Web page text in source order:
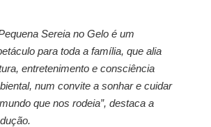
Sereia no Gelo é um
para toda a família, que alia
entretenimento e consciência
num convite a sonhar e cuidar
que nos rodeia”, destaca a